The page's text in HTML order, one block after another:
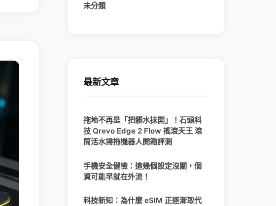
未分類
最新文章
拖地不再是「把髒水抹開」！石頭科
技 Qrevo Edge 2 Flow 搖滾天王 滾
筒活水掃拖機器人開箱評測
手機安全健檢：這幾個設定沒關，個
資可能早就在外流！
科技新知：為什麼 eSIM 正逐漸取代